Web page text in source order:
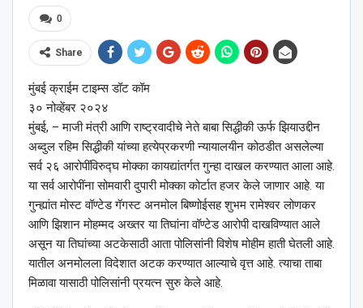
0
Share
मुंबई क्राईम टाइम्स डॉट कॉम
३० नोव्हेंबर २०२४
मुंबई, – माजी मंत्री आणि राष्ट्रवादीचे नेते बाबा सिद्धीकी ऊर्फ झियाउद्दीन
अब्दुल रहिम सिद्धीकी यांच्या हत्येप्रकरणी न्यायालयीन कोठडीत असलेल्या
सर्व २६ आरोपींविरुद्घ मोक्का कायद्यांतर्गत गुन्हा दाखल करण्यात आला आहे.
या सर्व आरोपींना सोमवारी दुपारी मोक्का कोर्टात हजर केले जाणार आहे. या
गुन्ह्यांत मोस्ट वॉण्टेड गॅगस्ट अनमोल बिष्णोईसह शुभम रामेश्‍वर लोणकर
आणि झिशान मोहम्मद अख्तर या तिघांना वॉण्टेड आरोपी दाखविण्यात आले
असून या तिघांच्या अटकेसाठी आता पोलिसांनी विशेष मोहीम हाती घेतली आहे.
यातील अनमोलला विदेशात अटक करण्यात आल्याचे वृत्त आहे. त्याचा ताबा
मिळावा यासाठी पोलिसांनी प्रयत्न सुरु केले आहे.